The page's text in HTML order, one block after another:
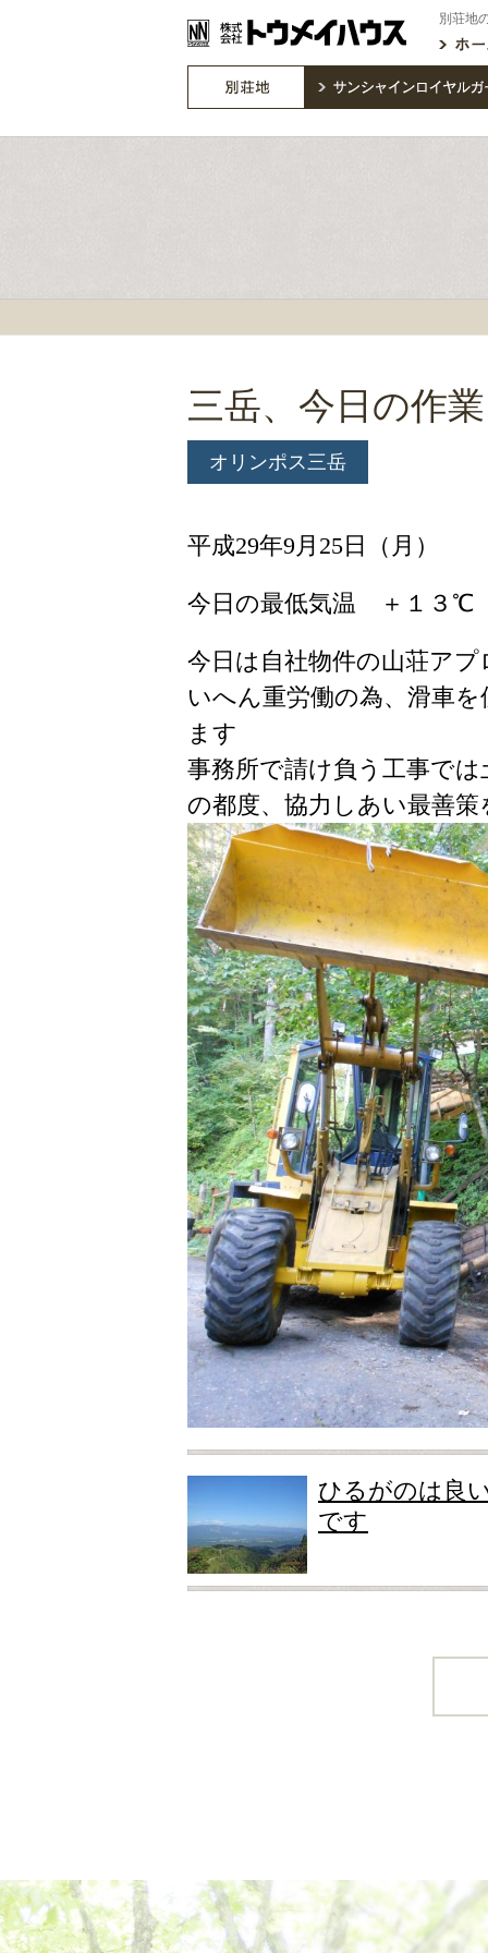
別荘地
三岳、今日の作業
オリンポス三岳
平成29年9月25日（月）
今日の最低気温 ＋１３
今日は自社物件の山荘ア
いへん重労働の為、滑車
ます
事務所で請け負う工事で
の都度、協力しあい最善
ひるがのは良
です